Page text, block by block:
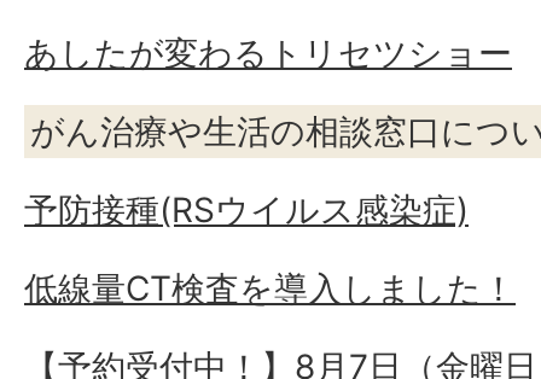
あしたが変わるトリセツショー
がん治療や生活の相談窓口につ
予防接種(RSウイルス感染症)
低線量CT検査を導入しました！
【予約受付中！】8月7日（金曜